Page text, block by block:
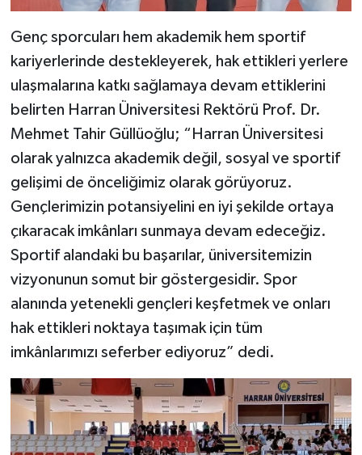
Genç sporcuları hem akademik hem sportif
kariyerlerinde destekleyerek, hak ettikleri yerlere
ulaşmalarına katkı sağlamaya devam ettiklerini
belirten Harran Üniversitesi Rektörü Prof. Dr.
Mehmet Tahir Güllüoğlu; “Harran Üniversitesi
olarak yalnızca akademik değil, sosyal ve sportif
gelişimi de önceliğimiz olarak görüyoruz.
Gençlerimizin potansiyelini en iyi şekilde ortaya
çıkaracak imkânları sunmaya devam edeceğiz.
Sportif alandaki bu başarılar, üniversitemizin
vizyonunun somut bir göstergesidir. Spor
alanında yetenekli gençleri keşfetmek ve onları
hak ettikleri noktaya taşımak için tüm
imkânlarımızı seferber ediyoruz” dedi.